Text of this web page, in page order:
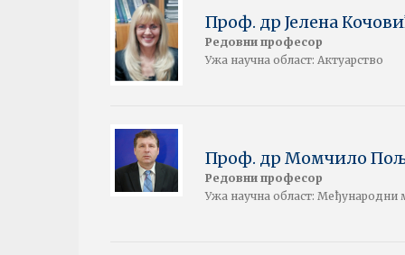
Проф. др Јелена
Редовни професор
Ужа научна област: Актуарство
Проф. др Момчило
Редовни професор
Ужа научна област: Међународни